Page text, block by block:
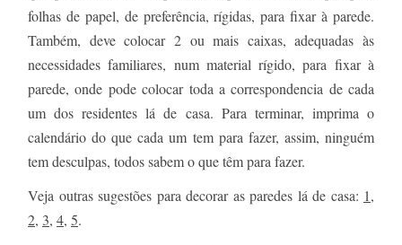
folhas de papel, de preferência, rígidas, para fixar à parede.
Também, deve colocar 2 ou mais caixas, adequadas às
necessidades familiares, num material rígido, para fixar à
parede, onde pode colocar toda a correspondencia de cada
um dos residentes lá de casa. Para terminar, imprima o
calendário do que cada um tem para fazer, assim, ninguém
tem desculpas, todos sabem o que têm para fazer.
Veja outras sugestões para decorar as paredes lá de casa: 1,
2, 3, 4, 5.